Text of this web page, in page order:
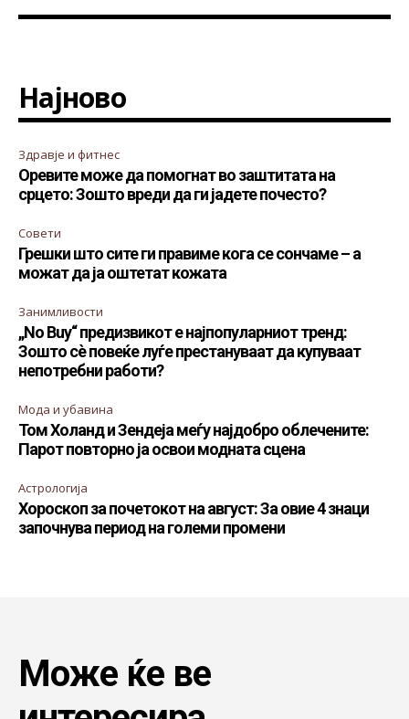
Најново
Здравје и фитнес
Оревите може да помогнат во заштитата на
срцето: Зошто вреди да ги јадете почесто?
Совети
Грешки што сите ги правиме кога се сончаме – а
можат да ја оштетат кожата
Занимливости
„No Buy“ предизвикот е најпопуларниот тренд:
Зошто сè повеќе луѓе престануваат да купуваат
непотребни работи?
Мода и убавина
Том Холанд и Зендеја меѓу најдобро облечените:
Парот повторно ја освои модната сцена
Астрологија
Хороскоп за почетокот на август: За овие 4 знаци
започнува период на големи промени
Може ќе ве